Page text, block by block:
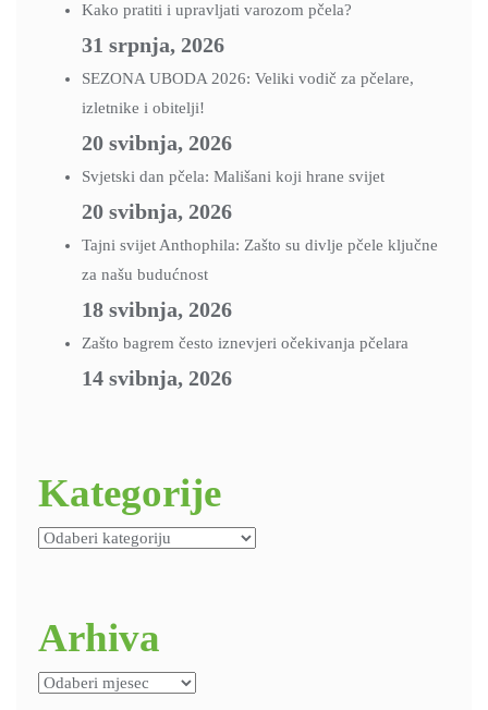
Kako pratiti i upravljati varozom pčela?
31 srpnja, 2026
SEZONA UBODA 2026: Veliki vodič za pčelare,
izletnike i obitelji!
20 svibnja, 2026
Svjetski dan pčela: Mališani koji hrane svijet
20 svibnja, 2026
Tajni svijet Anthophila: Zašto su divlje pčele ključne
za našu budućnost
18 svibnja, 2026
Zašto bagrem često iznevjeri očekivanja pčelara
14 svibnja, 2026
Kategorije
Kategorije
Arhiva
Arhiva